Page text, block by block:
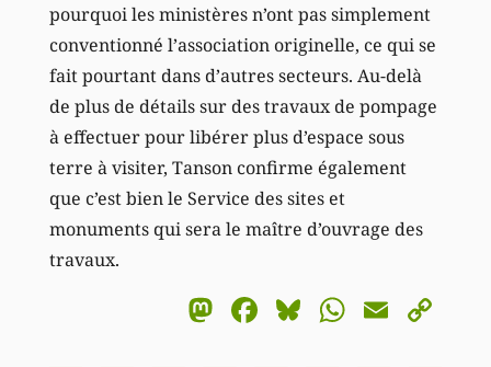
pourquoi les ministères n’ont pas simplement
conventionné l’association originelle, ce qui se
fait pourtant dans d’autres secteurs. Au-delà
de plus de détails sur des travaux de pompage
à effectuer pour libérer plus d’espace sous
terre à visiter, Tanson confirme également
que c’est bien le Service des sites et
monuments qui sera le maître d’ouvrage des
travaux.
Mastodon
Facebook
BlueskyEmail